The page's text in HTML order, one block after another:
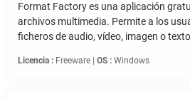
Format Factory es una aplicación
archivos multimedia. Permite a los
ficheros de audio, vídeo, imagen o
Licencia : Freeware | OS : Windows